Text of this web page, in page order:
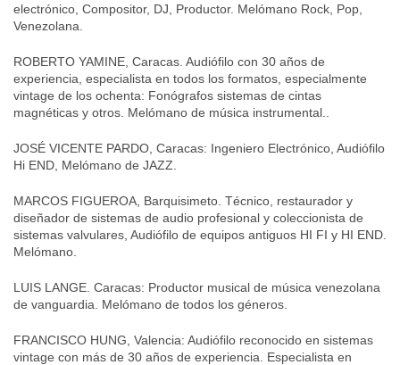
electrónico, Compositor, DJ, Productor. Melómano Rock, Pop,
Venezolana.
ROBERTO YAMINE, Caracas. Audiófilo con 30 años de
experiencia, especialista en todos los formatos, especialmente
vintage de los ochenta: Fonógrafos sistemas de cintas
magnéticas y otros. Melómano de música instrumental..
JOSÉ VICENTE PARDO, Caracas: Ingeniero Electrónico, Audiófilo
Hi END, Melómano de JAZZ.
MARCOS FIGUEROA, Barquisimeto. Técnico, restaurador y
diseñador de sistemas de audio profesional y coleccionista de
sistemas valvulares, Audiófilo de equipos antiguos HI FI y HI END.
Melómano.
LUIS LANGE. Caracas: Productor musical de música venezolana
de vanguardia. Melómano de todos los géneros.
FRANCISCO HUNG, Valencia: Audiófilo reconocido en sistemas
vintage con más de 30 años de experiencia. Especialista en